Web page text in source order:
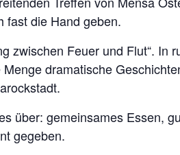
fast die Hand geben.
zwischen Feuer und Flut“. In
dramatische
über: gemeinsames Essen,
gegeben.